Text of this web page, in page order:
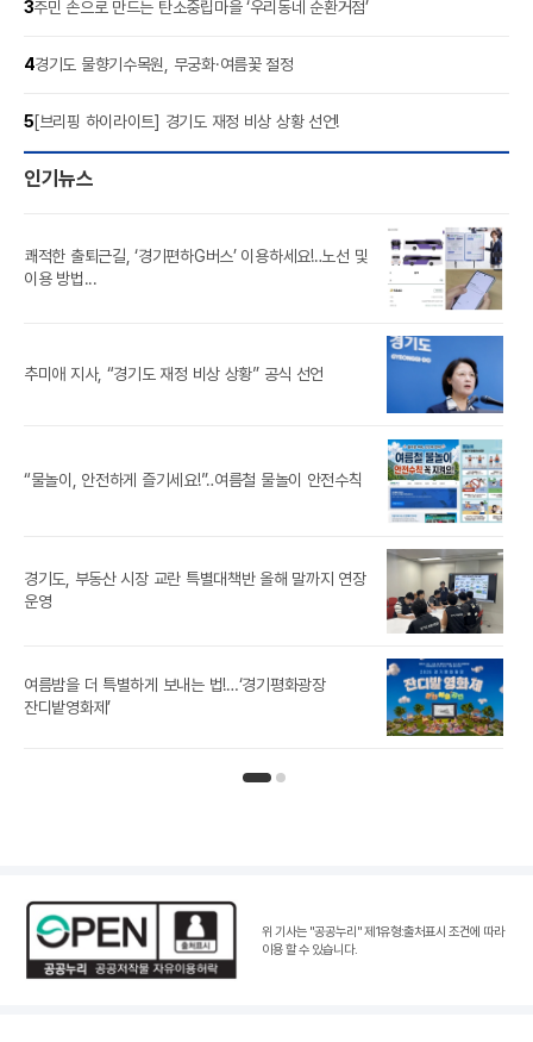
3주민 손으로 만드는 탄소중립마을 ‘우리동네 순환거점’
4경기도 물향기수목원, 무궁화·여름꽃 절정
5[브리핑 하이라이트] 경기도 재정 비상 상황 선언!
인기뉴스
쾌적한 출퇴근길, ‘경기편하G버스’ 이용하세요!‥노선 및
이용 방법...
추미애 지사, “경기도 재정 비상 상황” 공식 선언
“물놀이, 안전하게 즐기세요!”‥여름철 물놀이 안전수칙
경기도, 부동산 시장 교란 특별대책반 올해 말까지 연장
운영
여름밤을 더 특별하게 보내는 법!…‘경기평화광장
잔디밭영화제’
위 기사는 "공공누리"제1유형:출처표시 조건에 따라
이용 할 수 있습니다.